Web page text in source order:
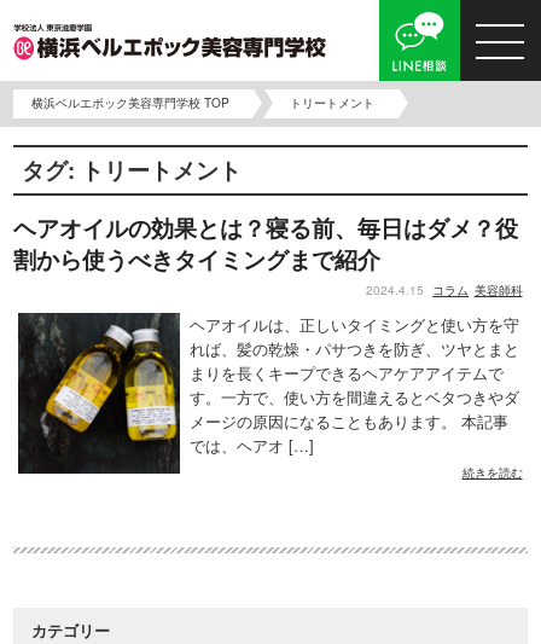
横浜ベルエポック美容専門学校 TOP トリートメント
タグ: トリートメント
ヘアオイルの効果とは？寝る前、毎日はダメ？役
割から使うべきタイミングまで紹介
2024.4.15 コラム 美容師科
ヘアオイルは、正しいタイミングと使い方を守
れば、髪の乾燥・パサつきを防ぎ、ツヤとまと
まりを長くキープできるヘアケアアイテムで
す。一方で、使い方を間違えるとベタつきやダ
メージの原因になることもあります。 本記事
では、ヘアオ […]
続きを読む
カテゴリー